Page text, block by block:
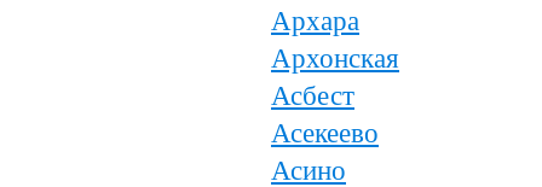
Архара
Архонская
Асбест
Асекеево
Асино